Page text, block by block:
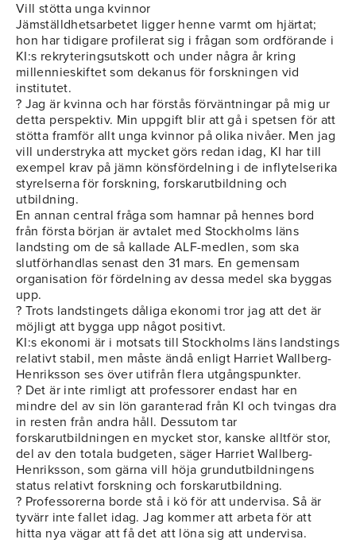
Vill stötta unga kvinnor
Jämställdhetsarbetet ligger henne varmt om hjärtat;
hon har tidigare profilerat sig i frågan som ordförande i
KI:s rekryteringsutskott och under några år kring
millennieskiftet som dekanus för forskningen vid
institutet.
? Jag är kvinna och har förstås förväntningar på mig ur
detta perspektiv. Min uppgift blir att gå i spetsen för att
stötta framför allt unga kvinnor på olika nivåer. Men jag
vill understryka att mycket görs redan idag, KI har till
exempel krav på jämn könsfördelning i de inflytelserika
styrelserna för forskning, forskarutbildning och
utbildning.
En annan central fråga som hamnar på hennes bord
från första början är avtalet med Stockholms läns
landsting om de så kallade ALF-medlen, som ska
slutförhandlas senast den 31 mars. En gemensam
organisation för fördelning av dessa medel ska byggas
upp.
? Trots landstingets dåliga ekonomi tror jag att det är
möjligt att bygga upp något positivt.
KI:s ekonomi är i motsats till Stockholms läns landstings
relativt stabil, men måste ändå enligt Harriet Wallberg-
Henriksson ses över utifrån flera utgångspunkter.
? Det är inte rimligt att professorer endast har en
mindre del av sin lön garanterad från KI och tvingas dra
in resten från andra håll. Dessutom tar
forskarutbildningen en mycket stor, kanske alltför stor,
del av den totala budgeten, säger Harriet Wallberg-
Henriksson, som gärna vill höja grundutbildningens
status relativt forskning och forskarutbildning.
? Professorerna borde stå i kö för att undervisa. Så är
tyvärr inte fallet idag. Jag kommer att arbeta för att
hitta nya vägar att få det att löna sig att undervisa.